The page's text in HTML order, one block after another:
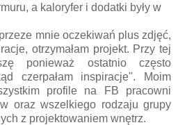
a kaloryfer i dodatki były w
mnie oczekiwań plus zdjęć,
otrzymałam projekt. Przy tej
ponieważ ostatnio często
czerpałam inspiracje". Moim
profile na FB pracowni
oraz wszelkiego rodzaju grupy
z projektowaniem wnętrz.